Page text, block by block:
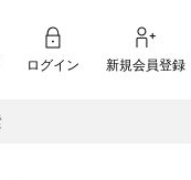
ログイン 新規会員登録